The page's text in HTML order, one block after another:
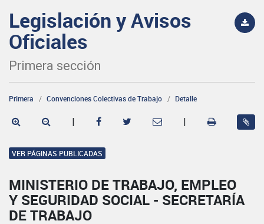
Legislación y Avisos
Oficiales
Primera sección
Primera Convenciones Colectivas de Trabajo Detalle
| |
VER PÁGINAS PUBLICADAS
MINISTERIO DE TRABAJO, EMPLEO
Y SEGURIDAD SOCIAL - SECRETARÍA
DE TRABAJO